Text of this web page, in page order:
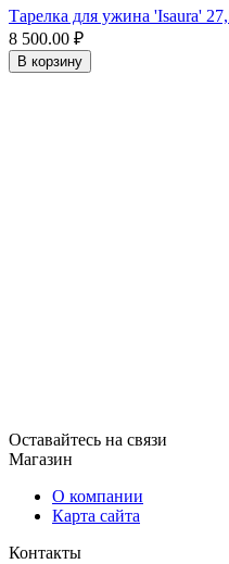
Тарелка для ужина 'Isaura'
8 500.00 ₽
В корзину
Оставайтесь на связи
Магазин
О компании
Карта сайта
Контакты